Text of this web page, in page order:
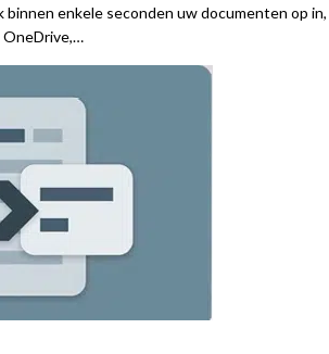
binnen enkele seconden uw documenten op in,
OneDrive,…